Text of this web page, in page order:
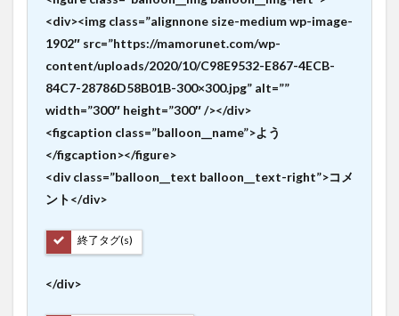
<div><img class=”alignnone size-medium wp-image-
1902″ src=”https://mamorunet.com/wp-
content/uploads/2020/10/C98E9532-E867-4ECB-
84C7-28786D58B01B-300×300.jpg” alt=””
width=”300″ height=”300″ /></div>
<figcaption class=”balloon__name”>よう
</figcaption></figure>
<div class=”balloon__text balloon__text-right”>コメ
ント</div>
終了タグ(s)
</div>